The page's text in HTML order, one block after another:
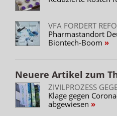
VFA FORDERT
Pharmastandort
Biontech-Boom
Neuere Artikel zum
ZIVILPROZESS
Klage gegen
abgewiesen